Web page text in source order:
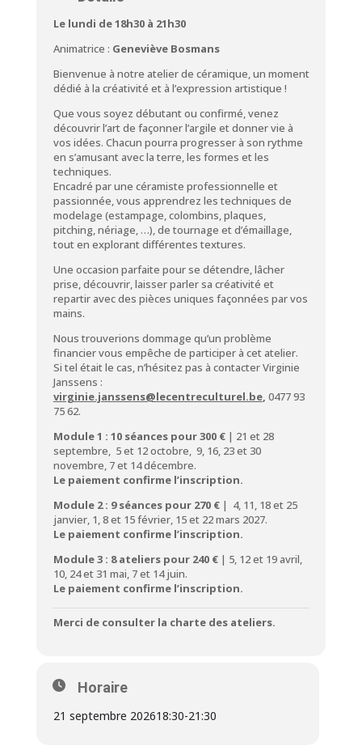
Le lundi de 18h30 à 21h30
Animatrice : Geneviève Bosmans
Bienvenue à notre atelier de céramique, un moment
dédié à la créativité et à l’expression artistique !
Que vous soyez débutant ou confirmé, venez
découvrir l’art de façonner l’argile et donner vie à
vos idées. Chacun pourra progresser à son rythme
en s’amusant avec la terre, les formes et les
techniques.
Encadré par une céramiste professionnelle et
passionnée, vous apprendrez les techniques de
modelage (estampage, colombins, plaques,
pitching, nériage, …), de tournage et d’émaillage,
tout en explorant différentes textures.
Une occasion parfaite pour se détendre, lâcher
prise, découvrir, laisser parler sa créativité et
repartir avec des pièces uniques façonnées par vos
mains.
Nous trouverions dommage qu’un problème
financier vous empêche de participer à cet atelier.
Si tel était le cas, n’hésitez pas à contacter Virginie
Janssens :
virginie.janssens@lecentreculturel.be, 0477 93
75 62.
Module 1 : 10 séances pour 300 €| 21 et 28
septembre, 5 et 12 octobre, 9, 16, 23 et 30
novembre, 7 et 14 décembre.
Le paiement confirme l’inscription.
Module 2 : 9séances pour 270 €| 4, 11, 18 et 25
janvier, 1, 8 et 15 février, 15 et 22 mars 2027.
Le paiement confirme l’inscription.
Module 3 : 8 ateliers pour 240 € | 5, 12 et 19 avril,
10, 24 et 31 mai, 7 et 14 juin.
Le paiement confirme l’inscription.
Merci de consulter la charte des ateliers.
Horaire
21 septembre 202618:30-21:30